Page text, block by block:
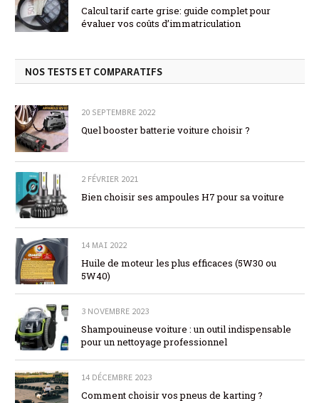
Calcul tarif carte grise: guide complet pour
évaluer vos coûts d’immatriculation
NOS TESTS ET COMPARATIFS
20 SEPTEMBRE 2022
Quel booster batterie voiture choisir ?
2 FÉVRIER 2021
Bien choisir ses ampoules H7 pour sa voiture
14 MAI 2022
Huile de moteur les plus efficaces (5W30 ou
5W40)
3 NOVEMBRE 2023
Shampouineuse voiture : un outil indispensable
pour un nettoyage professionnel
14 DÉCEMBRE 2023
Comment choisir vos pneus de karting ?